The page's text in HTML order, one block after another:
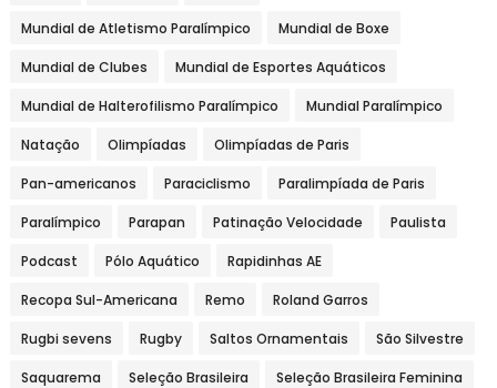
Mundial de Atletismo Paralímpico Mundial de Boxe
Mundial de Clubes Mundial de Esportes Aquáticos
Mundial de Halterofilismo Paralímpico Mundial Paralímpico
Natação Olimpíadas Olimpíadas de Paris
Pan-americanos Paraciclismo Paralimpíada de Paris
Paralímpico Parapan Patinação Velocidade Paulista
Podcast Pólo Aquático Rapidinhas AE
Recopa Sul-Americana Remo Roland Garros
Rugbi sevens Rugby Saltos Ornamentais São Silvestre
Saquarema Seleção Brasileira Seleção Brasileira Feminina